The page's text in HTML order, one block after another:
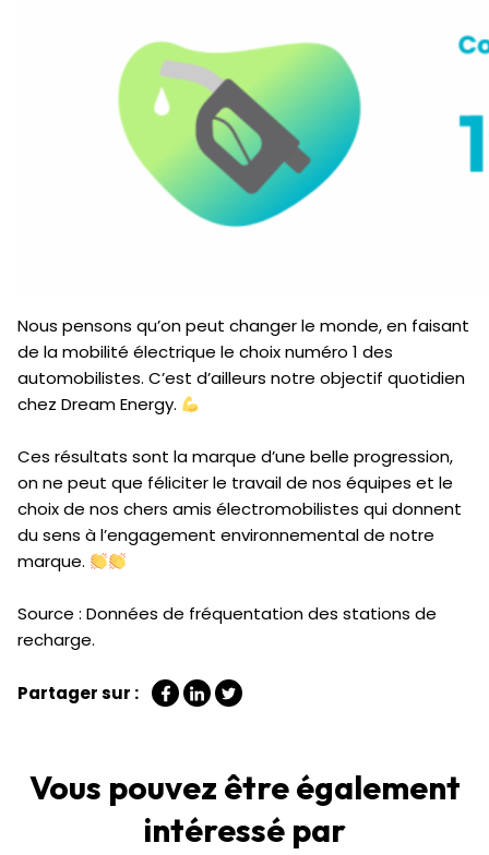
Nous pensons qu’on peut changer le monde, en faisant
de la mobilité électrique le choix numéro 1 des
automobilistes. C’est d’ailleurs notre objectif quotidien
chez Dream Energy.
Ces résultats sont la marque d’une belle progression,
on ne peut que féliciter le travail de nos équipes et le
choix de nos chers amis électromobilistes qui donnent
du sens à l’engagement environnemental de notre
marque.
Source : Données de fréquentation des stations de
recharge.
Partager sur :
Vous pouvez être également
intéressé par